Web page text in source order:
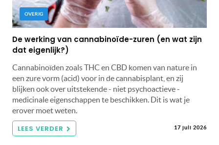
OVERIG
De werking van cannabinoïde-zuren (en wat zijn
dat eigenlijk?)
Cannabinoïden zoals THC en CBD komen van nature in
een zure vorm (acid) voor in de cannabisplant, en zij
blijken ook over uitstekende - niet psychoactieve -
medicinale eigenschappen te beschikken. Dit is wat je
erover moet weten.
LEES VERDER 17 juli 2026